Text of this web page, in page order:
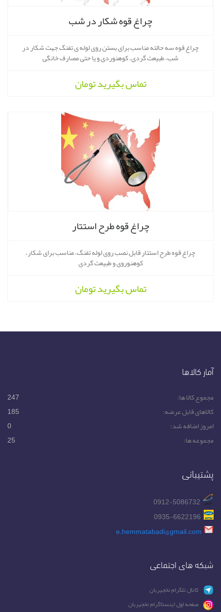
چراغ قوه شکار در شب
چراغ قوه سه حالته مناسب برای بستن روی لوله ی تفنگ جهت شکار در
شب، طبیعت گردی، کوهنوردی و یا حتی مصارف خانگی
تماس بگیریدتومان
چراغ قوه طرح استتار
چراغ قوه طرح استتار قابل نصب روی لوله تفنگ، مناسب برای شکار،
کوهنوروی و طبیعت گردی
تماس بگیریدتومان
آمار کالاها
مجموع کالا ها:
247
کالاهای قابل عرضه:
185
امروز اضافه شد:
0
مجموعه ها:
25
پشتیبانی
e.hemmatabadi@gmail.com
شبکه های اجتماعی
کانال تلگرام نخجیربان
صفحه اول اینستاگرام نخجیربان